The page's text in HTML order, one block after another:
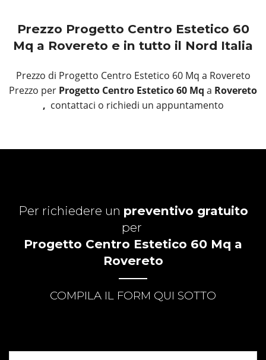
Prezzo Progetto Centro Estetico 60
Mq a Rovereto e in tutto il Nord Italia
Prezzo di Progetto Centro Estetico 60 Mq a Rovereto
Prezzo per Progetto Centro Estetico 60 Mq a Rovereto
, contattaci o richiedi un appuntamento
Per richiedere un preventivo gratuito
per
Progetto Centro Estetico 60 Mq a
Rovereto
COMPILA IL FORM QUI SOTTO